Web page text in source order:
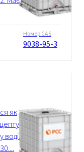
Номер CAS
9038-95-3
як
воді.